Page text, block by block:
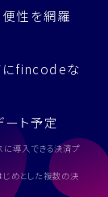
性を網羅
にfincodeな
ト予定
に導入できる決済プ
じめとした複数の決